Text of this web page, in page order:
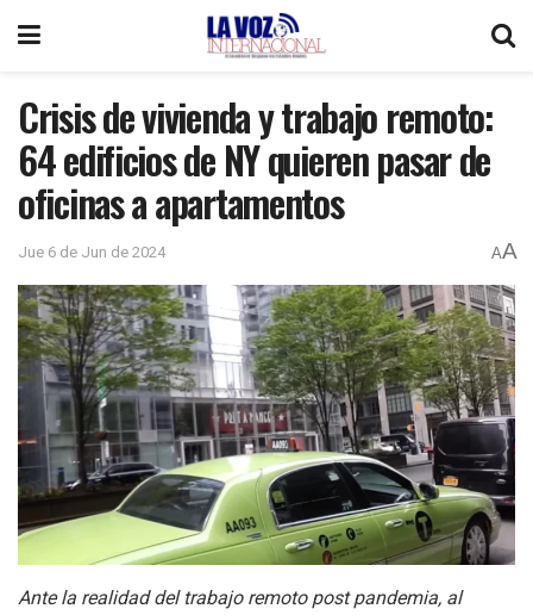
Crisis de vivienda y trabajo remoto:
64 edificios de NY quieren pasar de
oficinas a apartamentos
Jue 6 de Jun de 2024 AA
Ante la realidad del trabajo remoto post pandemia, al